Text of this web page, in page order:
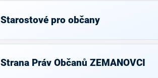
Starostové pro občany
Strana Práv Občanů ZEMANOVCI